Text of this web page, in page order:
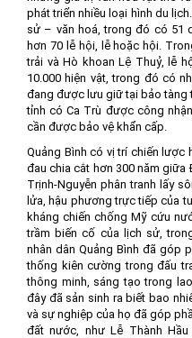
phát triển nhiều loại hình du
sử – văn hoá, trong đó có 51
hơn 70 lễ hội, lễ hoặc hội.
trải và Hò khoan Lệ Thuỷ, lễ
10.000 hiện vật, trong đó có
đang được lưu giữ tại bảo tàng
tỉnh có Ca Trù được công
cần được bảo vệ khẩn cấp.
Quảng Bình có vị trí chiến
đau chia cắt hơn 300 năm
Trịnh-Nguyễn phân tranh lấy
lửa, hậu phương trực tiếp của
kháng chiến chống Mỹ cứu
trầm biến cố của lịch sử,
nhân dân Quảng Bình đã góp
thống kiên cường trong đấu
thông minh, sáng tạo trong
đây đã sản sinh ra biết bao
và sự nghiệp của họ đã góp
đất nước, như Lễ Thành